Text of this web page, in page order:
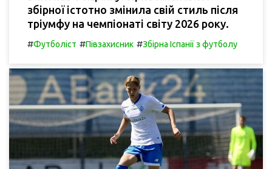
збірної істотно змінила свій стиль після
тріумфу на чемпіонаті світу 2026 року.
#Футболіст #Півзахисник #Збірна Іспанії з футболу